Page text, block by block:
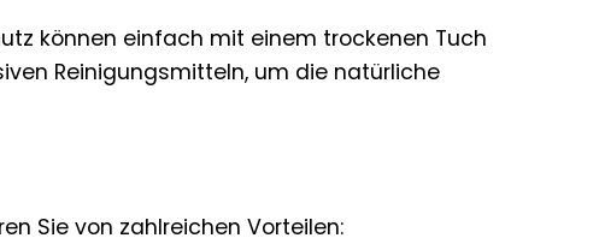
können einfach mit einem trockenen Tuch
Reinigungsmitteln, um die natürliche
Sie von zahlreichen Vorteilen: